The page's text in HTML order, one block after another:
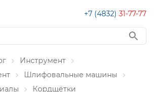
+7 (4832) 31-77-77
Инструмент
Шлифовальные машины
Кордщётки